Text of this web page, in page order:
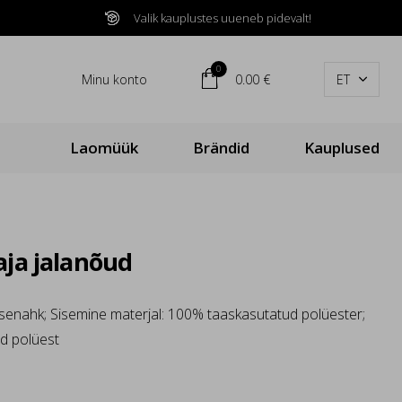
 Valik kauplustes uueneb pidevalt!
Minu konto
0
 0.00 € ET 
Laomüük Brändid Kauplused
jalanõud
Sisemine materjal: 100% taaskasutatud polüester;
polüest